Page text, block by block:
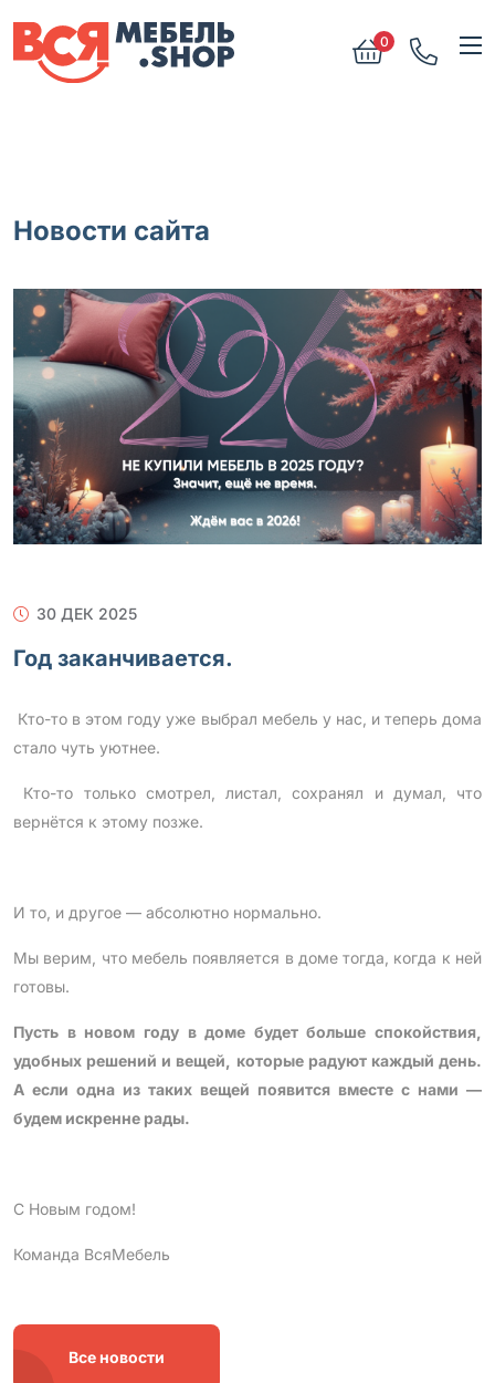
0
Новости сайта
30 ДЕК 2025
Год заканчивается.
Кто-то в этом году уже выбрал мебель у нас, и теперь дома
стало чуть уютнее.
Кто-то только смотрел, листал, сохранял и думал, что
вернётся к этому позже.
И то, и другое — абсолютно нормально.
Мы верим, что мебель появляется в доме тогда, когда к ней
готовы.
Пусть в новом году в доме будет больше спокойствия,
удобных решений и вещей, которые радуют каждый день.
А если одна из таких вещей появится вместе с нами —
будем искренне рады.
С Новым годом!
Команда ВсяМебель
Все новости